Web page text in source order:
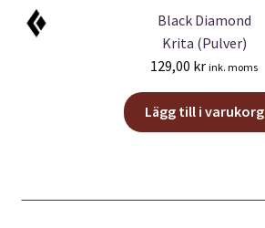
Black Diamond
Krita (Pulver)
129,00 kr ink. moms
Lägg till i varukorg